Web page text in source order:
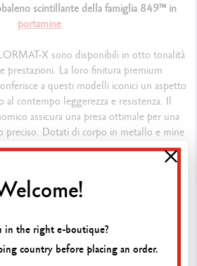
scintillante della famiglia 849™ in
portamine
X sono disponibili in otto tonalità
prestazioni. La loro finitura premium
a questi modelli iconici un aspetto
al contempo leggerezza e resistenza. Il
assicura una presa ottimale per una
preciso. Dotati di corpo in metallo e mine
una durata eccezionale.
perfettamente a penne e taccuini
armoniose o audacemente
in the right e-boutique?
country before placing an order.